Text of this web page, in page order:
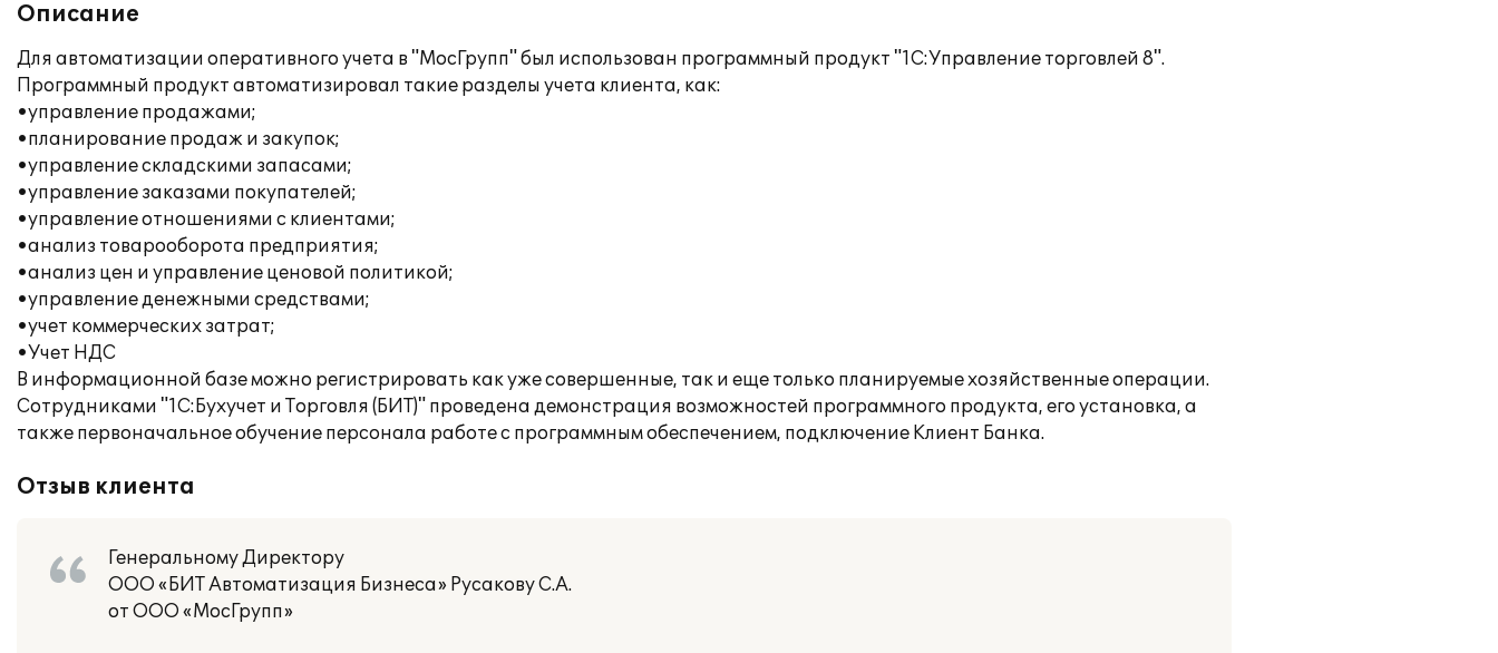
Описание
Для автоматизации оперативного учета в "МосГрупп" был использован программный продукт "1С:Управление торговлей 8".
Программный продукт автоматизировал такие разделы учета клиента, как:
•управление продажами;
•планирование продаж и закупок;
•управление складскими запасами;
•управление заказами покупателей;
•управление отношениями с клиентами;
•анализ товарооборота предприятия;
•анализ цен и управление ценовой политикой;
•управление денежными средствами;
•учет коммерческих затрат;
•Учет НДС
В информационной базе можно регистрировать как уже совершенные, так и еще только планируемые хозяйственные операции.
Сотрудниками "1С:Бухучет и Торговля (БИТ)" проведена демонстрация возможностей программного продукта, его установка, а
также первоначальное обучение персонала работе с программным обеспечением, подключение Клиент Банка.
Отзыв клиента
Генеральному Директору
ООО «БИТ Автоматизация Бизнеса» Русакову С.А.
от ООО «МосГрупп»